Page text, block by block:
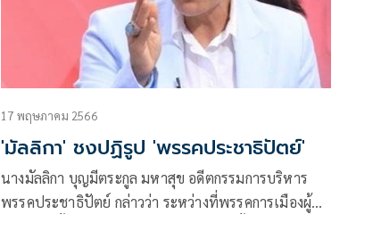
17 พฤษภาคม 2566
'มัลลิกา' ชงปฏิรูป 'พรรคประชาธิปัตย์'
นางมัลลิกา บุญมีตระกูล มหาสุข อดีตกรรมการบริหาร
พรรคประชาธิปัตย์ กล่าวว่า ระหว่างที่พรรคการเมืองผู้